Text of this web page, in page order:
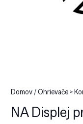
Domov/Ohrievače >
NA Displej